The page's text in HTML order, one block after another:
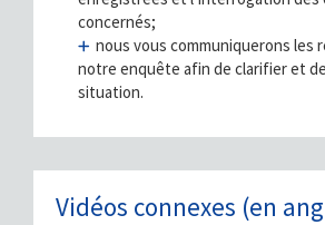
concernés;
nous vous communiquerons les
notre enquête afin de clarifier et
situation.
Vidéos connexes (en